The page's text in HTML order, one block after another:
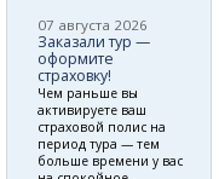
07 августа 2026
Заказали тур —
оформите
страховку!
Чем раньше вы
активируете ваш
страховой полис на
период тура — тем
больше времени у вас